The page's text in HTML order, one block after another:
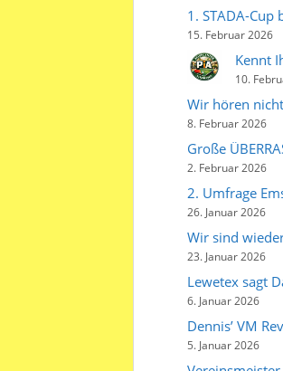
1. STADA-Cup
15. Februar 2026
Kennt
10.
Wir hören
8. Februar 2026
Große
2. Februar 2026
2. Umfrage
26. Januar 2026
Wir sind
23. Januar 2026
Lewetex sagt
6. Januar 2026
Dennis’ VM
5. Januar 2026